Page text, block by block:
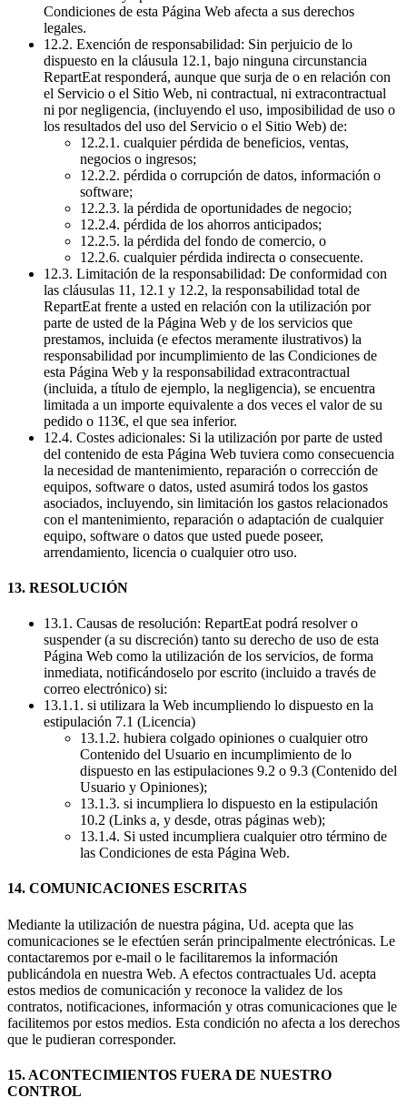
Condiciones de esta Página Web afecta a sus derechos
legales.
12.2. Exención de responsabilidad: Sin perjuicio de lo
dispuesto en la cláusula 12.1, bajo ninguna circunstancia
RepartEat responderá, aunque que surja de o en relación con
el Servicio o el Sitio Web, ni contractual, ni extracontractual
ni por negligencia, (incluyendo el uso, imposibilidad de uso o
los resultados del uso del Servicio o el Sitio Web) de:
12.2.1. cualquier pérdida de beneficios, ventas,
negocios o ingresos;
12.2.2. pérdida o corrupción de datos, información o
software;
12.2.3. la pérdida de oportunidades de negocio;
12.2.4. pérdida de los ahorros anticipados;
12.2.5. la pérdida del fondo de comercio, o
12.2.6. cualquier pérdida indirecta o consecuente.
12.3. Limitación de la responsabilidad: De conformidad con
las cláusulas 11, 12.1 y 12.2, la responsabilidad total de
RepartEat frente a usted en relación con la utilización por
parte de usted de la Página Web y de los servicios que
prestamos, incluida (e efectos meramente ilustrativos) la
responsabilidad por incumplimiento de las Condiciones de
esta Página Web y la responsabilidad extracontractual
(incluida, a título de ejemplo, la negligencia), se encuentra
limitada a un importe equivalente a dos veces el valor de su
pedido o 113€, el que sea inferior.
12.4. Costes adicionales: Si la utilización por parte de usted
del contenido de esta Página Web tuviera como consecuencia
la necesidad de mantenimiento, reparación o corrección de
equipos, software o datos, usted asumirá todos los gastos
asociados, incluyendo, sin limitación los gastos relacionados
con el mantenimiento, reparación o adaptación de cualquier
equipo, software o datos que usted puede poseer,
arrendamiento, licencia o cualquier otro uso.
13. RESOLUCIÓN
13.1. Causas de resolución: RepartEat podrá resolver o
suspender (a su discreción) tanto su derecho de uso de esta
Página Web como la utilización de los servicios, de forma
inmediata, notificándoselo por escrito (incluido a través de
correo electrónico) si:
13.1.1. si utilizara la Web incumpliendo lo dispuesto en la
estipulación 7.1 (Licencia)
13.1.2. hubiera colgado opiniones o cualquier otro
Contenido del Usuario en incumplimiento de lo
dispuesto en las estipulaciones 9.2 o 9.3 (Contenido del
Usuario y Opiniones);
13.1.3. si incumpliera lo dispuesto en la estipulación
10.2 (Links a, y desde, otras páginas web);
13.1.4. Si usted incumpliera cualquier otro término de
las Condiciones de esta Página Web.
14. COMUNICACIONES ESCRITAS
Mediante la utilización de nuestra página, Ud. acepta que las
comunicaciones se le efectúen serán principalmente electrónicas. Le
contactaremos por e-mail o le facilitaremos la información
publicándola en nuestra Web. A efectos contractuales Ud. acepta
estos medios de comunicación y reconoce la validez de los
contratos, notificaciones, información y otras comunicaciones que le
facilitemos por estos medios. Esta condición no afecta a los derechos
que le pudieran corresponder.
15. ACONTECIMIENTOS FUERA DE NUESTRO
CONTROL